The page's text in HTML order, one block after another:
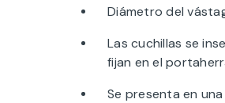
Diámetro del
Las cuchillas se
fijan en el
Se presenta en